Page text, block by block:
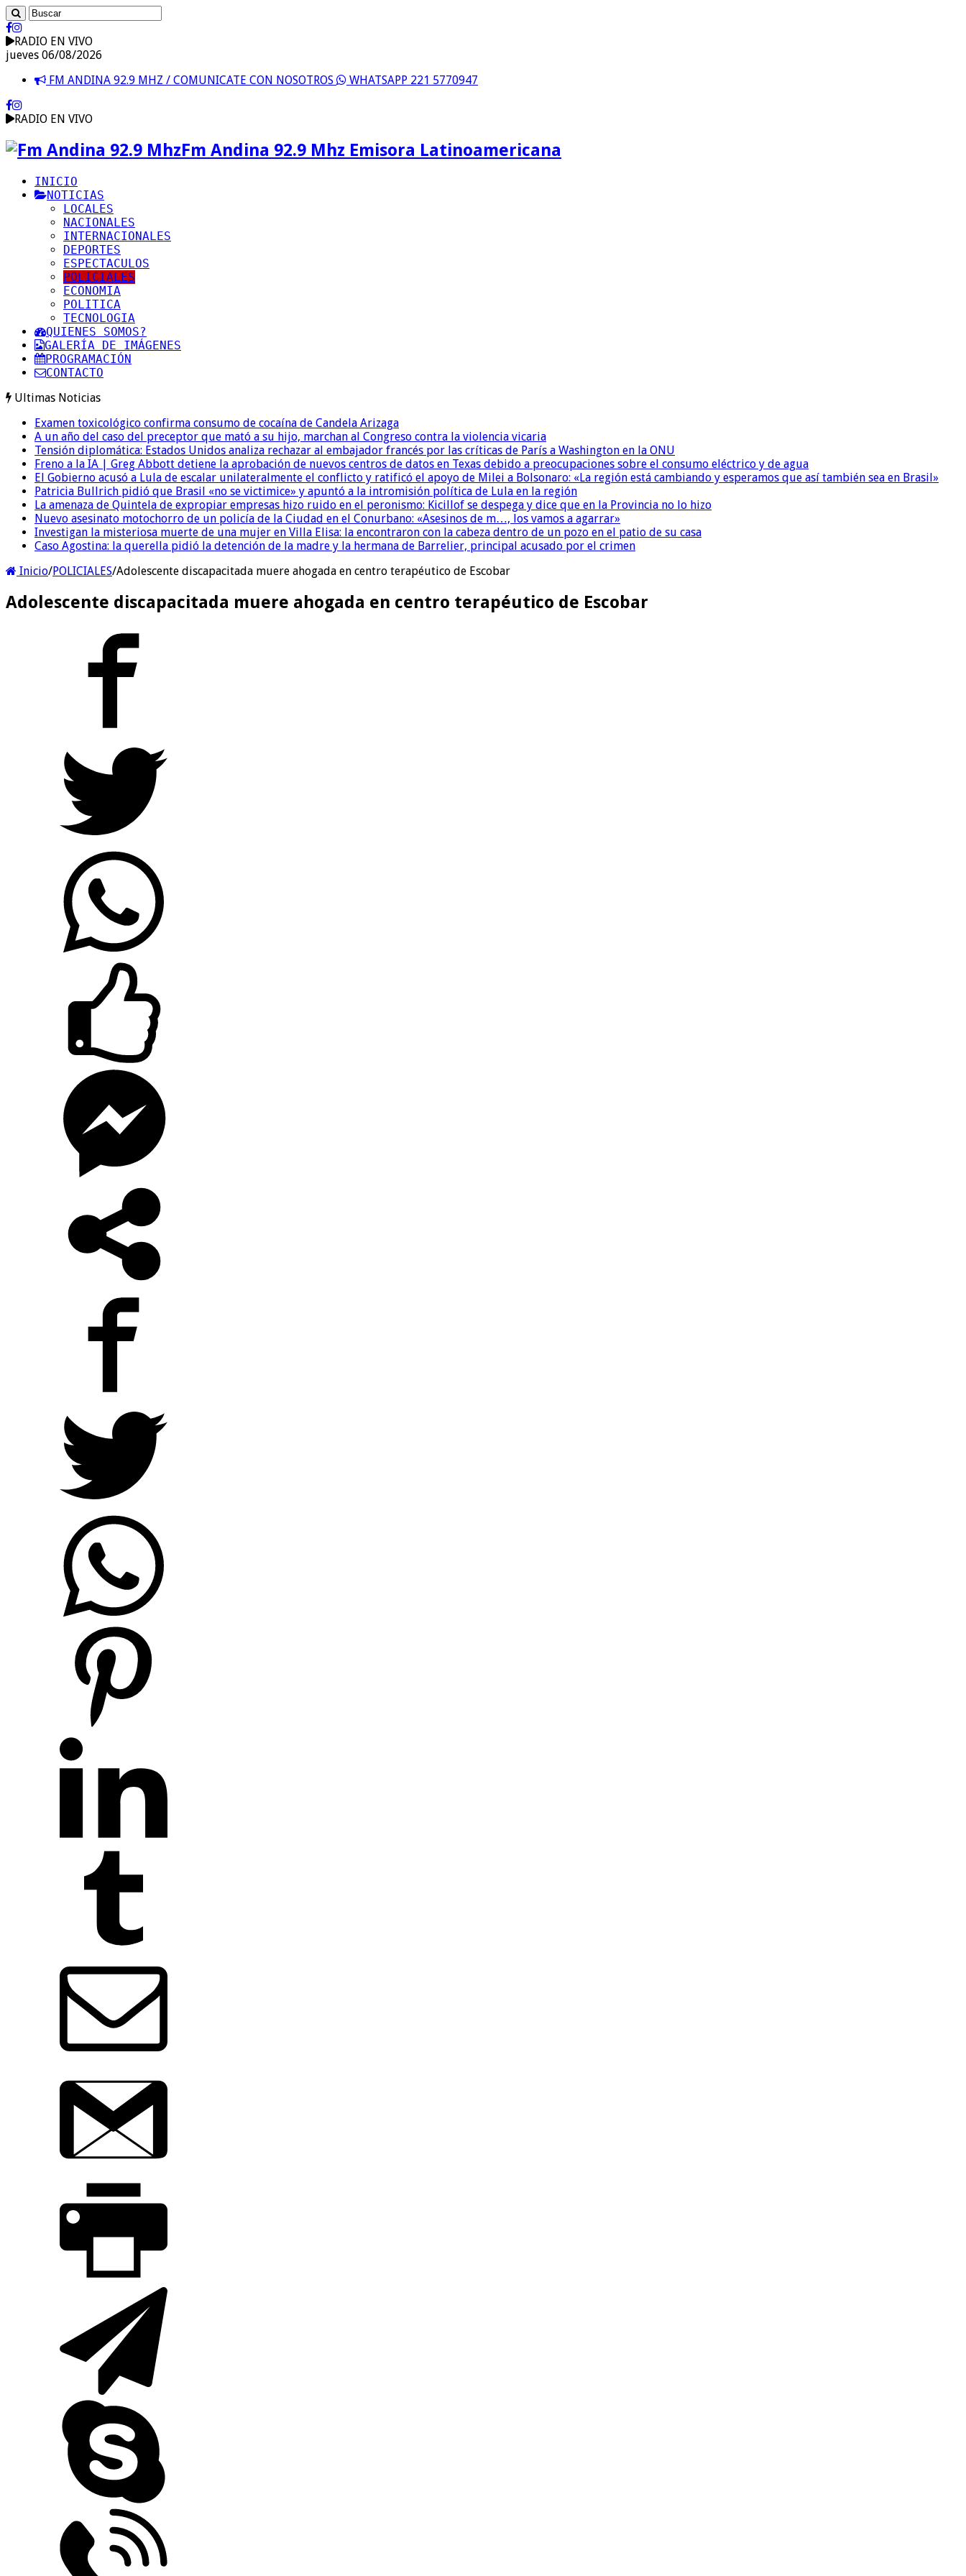
RADIO EN VIVO
jueves 06/08/2026
FM ANDINA 92.9 MHZ / COMUNICATE CON NOSOTROS
WHATSAPP 221 5770947
RADIO EN VIVO
Fm Andina 92.9 Mhz Emisora Latinoamericana
INICIO
NOTICIAS
LOCALES
NACIONALES
INTERNACIONALES
DEPORTES
ESPECTACULOS
POLICIALES
ECONOMIA
POLITICA
TECNOLOGIA
QUIENES SOMOS?
GALERÍA DE IMÁGENES
PROGRAMACIÓN
CONTACTO
Ultimas Noticias
Examen toxicológico confirma consumo de cocaína de Candela Arizaga
A un año del caso del preceptor que mató a su hijo, marchan al Congreso contra la violencia vicaria
Tensión diplomática: Estados Unidos analiza rechazar al embajador francés por las críticas de París a Washington en la ONU
Freno a la IA | Greg Abbott detiene la aprobación de nuevos centros de datos en Texas debido a preocupaciones sobre el consumo eléctrico y de agua
El Gobierno acusó a Lula de escalar unilateralmente el conflicto y ratificó el apoyo de Milei a Bolsonaro: «La región está cambiando y esperamos que así también sea en Brasil»
Patricia Bullrich pidió que Brasil «no se victimice» y apuntó a la intromisión política de Lula en la región
La amenaza de Quintela de expropiar empresas hizo ruido en el peronismo: Kicillof se despega y dice que en la Provincia no lo hizo
Nuevo asesinato motochorro de un policía de la Ciudad en el Conurbano: «Asesinos de m…, los vamos a agarrar»
Investigan la misteriosa muerte de una mujer en Villa Elisa: la encontraron con la cabeza dentro de un pozo en el patio de su casa
Caso Agostina: la querella pidió la detención de la madre y la hermana de Barrelier, principal acusado por el crimen
Inicio/POLICIALES/Adolescente discapacitada muere ahogada en centro terapéutico de Escobar
Adolescente discapacitada muere ahogada en centro terapéutico de Escobar